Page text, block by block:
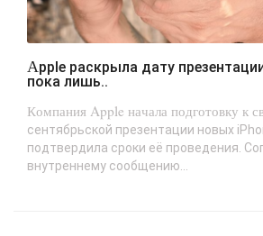
Apple раскрыла дату презентации iPhone 18, но
пока лишь..
Компания Apple начала подготовку к
сентябрьской презентации новых
подтвердила сроки её проведения.
внутреннему сообщению...